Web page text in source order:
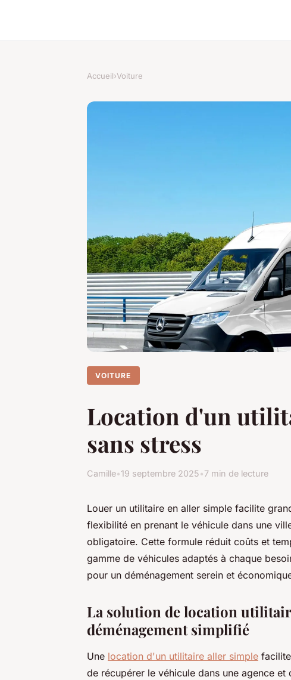
Accueil›Voiture
VOITURE
Location d'un
sans stress
Camille•19 septembre 2025•7 min de lecture
Louer un utilitaire en aller simple facilite
flexibilité en prenant le véhicule dans une
obligatoire. Cette formule réduit coûts et
gamme de véhicules adaptés à chaque
pour un déménagement serein et
La solution de location
déménagement simplifié
Une location d'un utilitaire aller simple
de récupérer le véhicule dans une agence